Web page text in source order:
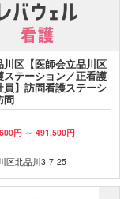
川区【医師会立品川区
ステーション／正看護
員】訪問看護ステーシ
問
円 ～ 491,500円
区北品川3-7-25